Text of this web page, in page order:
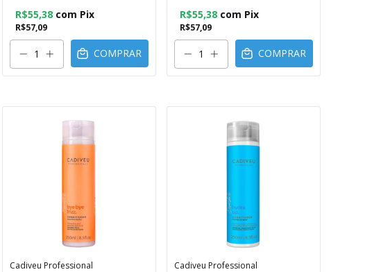
R$57,09
R$55,38 com Pix
COMPRAR
R$57,09
R$55,38 com Pix
COMPRAR
Cadiveu Professional Cadiveu Professional